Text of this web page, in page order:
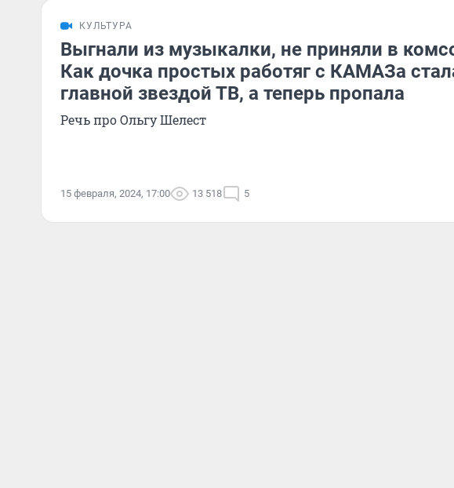
КУЛЬТУРА
Выгнали из музыкалки, не приняли в
Как дочка простых работяг с КАМАЗа
главной звездой ТВ, а теперь пропала
Речь про Ольгу Шелест
15 февраля, 2024, 17:00 13 518 5